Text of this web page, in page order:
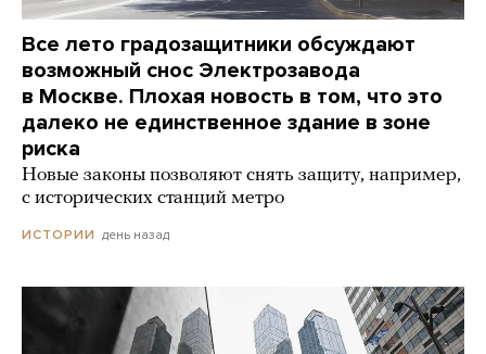
Все лето градозащитники обсуждают
возможный снос Электрозавода
в Москве. Плохая новость в том, что это
далеко не единственное здание в зоне
риска
Новые законы позволяют снять защиту, например,
с исторических станций метро
ИСТОРИИ день назад